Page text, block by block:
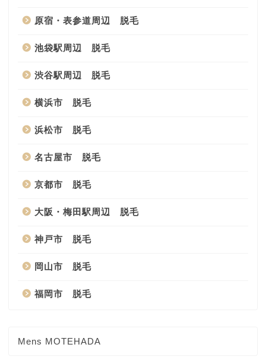
原宿・表参道周辺 脱毛
池袋駅周辺 脱毛
渋谷駅周辺 脱毛
横浜市 脱毛
浜松市 脱毛
名古屋市 脱毛
京都市 脱毛
大阪・梅田駅周辺 脱毛
神戸市 脱毛
岡山市 脱毛
福岡市 脱毛
Mens MOTEHADA